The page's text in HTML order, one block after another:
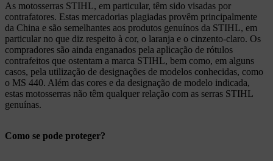
As motosserras STIHL, em particular, têm sido visadas por
contrafatores. Estas mercadorias plagiadas provêm principalmente
da China e são semelhantes aos produtos genuínos da STIHL, em
particular no que diz respeito à cor, o laranja e o cinzento-claro. Os
compradores são ainda enganados pela aplicação de rótulos
contrafeitos que ostentam a marca STIHL, bem como, em alguns
casos, pela utilização de designações de modelos conhecidas, como
o MS 440. Além das cores e da designação de modelo indicada,
estas motosserras não têm qualquer relação com as serras STIHL
genuínas.
Como se pode proteger?